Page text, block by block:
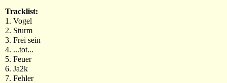
Tracklist:
1. Vogel
2. Sturm
3. Frei sein
4. ...tot...
5. Feuer
6. Ja2k
7. Fehler